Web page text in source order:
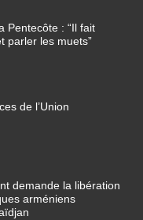
Pentecôte : “Il fait
parler les muets”
de l’Union
demande la libération
arméniens